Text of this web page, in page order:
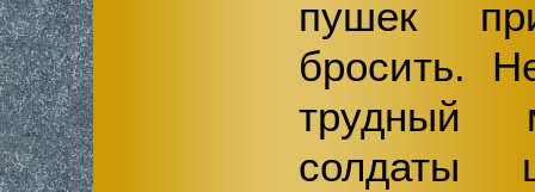
пушек
бросить.
трудный